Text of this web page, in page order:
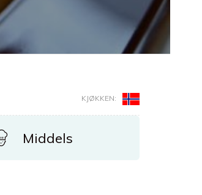
KJØKKEN:
Middels